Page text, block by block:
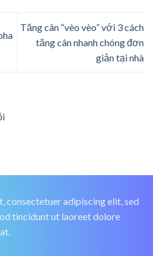
Tăng cân “vèo vèo” với 3 cách
tăng cân nhanh chóng đơn
giản tại nhà
consectetuer adipiscing elit, sed
tincidunt ut laoreet dolore